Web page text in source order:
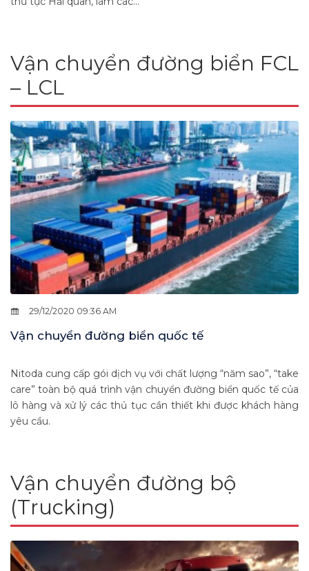
Vận chuyển đường biển FCL
– LCL
29/12/2020 09:36 AM
Vận chuyển đường biển quốc tế
Nitoda cung cấp gói dịch vụ với chất lượng “năm sao”, “take
care” toàn bộ quá trình vận chuyển đường biển quốc tế của
lô hàng và xử lý các thủ tục cần thiết khi được khách hàng
yêu cầu.
Vận chuyển đường bộ
(Trucking)